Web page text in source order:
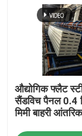
औद्योगिक फ्लैट
सैंडविच पैनल 0.4
मिमी बाहरी